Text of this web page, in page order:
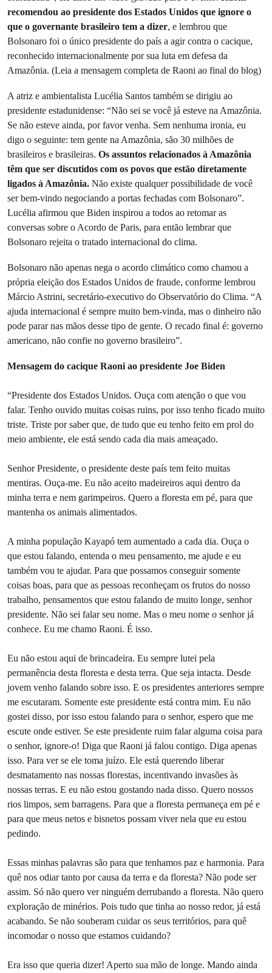
recomendou ao presidente dos Estados Unidos que ignore o
que o governante brasileiro tem a dizer, e lembrou que
Bolsonaro foi o único presidente do país a agir contra o cacique,
reconhecido internacionalmente por sua luta em defesa da
Amazônia. (Leia a mensagem completa de Raoni ao final do blog)
A atriz e ambientalista Lucélia Santos também se dirigiu ao
presidente estadunidense: “Não sei se você já esteve na Amazônia.
Se não esteve ainda, por favor venha. Sem nenhuma ironia, eu
digo o seguinte: tem gente na Amazônia, são 30 milhões de
brasileiros e brasileiras. Os assuntos relacionados à Amazônia
têm que ser discutidos com os povos que estão diretamente
ligados à Amazônia. Não existe qualquer possibilidade de você
ser bem-vindo negociando a portas fechadas com Bolsonaro”.
Lucélia afirmou que Biden inspirou a todos ao retomar as
conversas sobre o Acordo de Paris, para então lembrar que
Bolsonaro rejeita o tratado internacional do clima.
Bolsonaro não apenas nega o acordo climático como chamou a
própria eleição dos Estados Unidos de fraude, conforme lembrou
Márcio Astrini, secretário-executivo do Observatório do Clima. “A
ajuda internacional é sempre muito bem-vinda, mas o dinheiro não
pode parar nas mãos desse tipo de gente. O recado final é: governo
americano, não confie no governo brasileiro”.
Mensagem do cacique Raoni ao presidente Joe Biden
“Presidente dos Estados Unidos. Ouça com atenção o que vou
falar. Tenho ouvido muitas coisas ruins, por isso tenho ficado muito
triste. Triste por saber que, de tudo que eu tenho feito em prol do
meio ambiente, ele está sendo cada dia mais ameaçado.
Senhor Presidente, o presidente deste país tem feito muitas
mentiras. Ouça-me. Eu não aceito madeireiros aqui dentro da
minha terra e nem garimpeiros. Quero a floresta em pé, para que
mantenha os animais alimentados.
A minha população Kayapó tem aumentado a cada dia. Ouça o
que estou falando, entenda o meu pensamento, me ajude e eu
também vou te ajudar. Para que possamos conseguir somente
coisas boas, para que as pessoas reconheçam os frutos do nosso
trabalho, pensamentos que estou falando de muito longe, senhor
presidente. Não sei falar seu nome. Mas o meu nome o senhor já
conhece. Eu me chamo Raoni. É isso.
Eu não estou aqui de brincadeira. Eu sempre lutei pela
permanência desta floresta e desta terra. Que seja intacta. Desde
jovem venho falando sobre isso. E os presidentes anteriores sempre
me escutaram. Somente este presidente está contra mim. Eu não
gostei disso, por isso estou falando para o senhor, espero que me
escute onde estiver. Se este presidente ruim falar alguma coisa para
o senhor, ignore-o! Diga que Raoni já falou contigo. Diga apenas
isso. Para ver se ele toma juízo. Ele está querendo liberar
desmatamento nas nossas florestas, incentivando invasões às
nossas terras. E eu não estou gostando nada disso. Quero nossos
rios limpos, sem barragens. Para que a floresta permaneça em pé e
para que meus netos e bisnetos possam viver nela que eu estou
pedindo.
Essas minhas palavras são para que tenhamos paz e harmonia. Para
quê nos odiar tanto por causa da terra e da floresta? Não pode ser
assim. Só não quero ver ninguém derrubando a floresta. Não quero
exploração de minérios. Pois tudo que tinha ao nosso redor, já está
acabando. Se não souberam cuidar os seus territórios, para quê
incomodar o nosso que estamos cuidando?
Era isso que queria dizer! Aperto sua mão de longe. Mando ainda